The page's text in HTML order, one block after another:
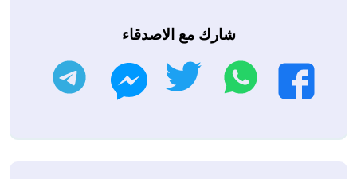
شارك مع الاصدقاء
فيسبوك
واتساب تويتر ماسنجر